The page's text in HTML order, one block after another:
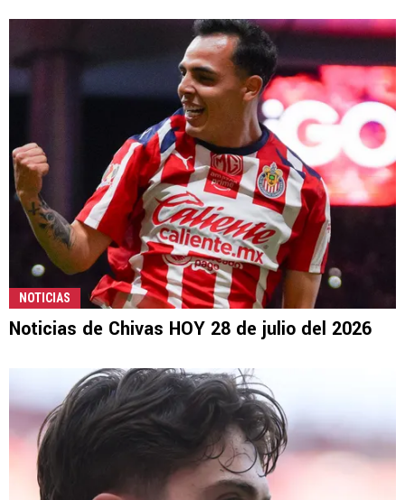
NOTICIAS
Noticias de Chivas HOY 28 de julio del 2026